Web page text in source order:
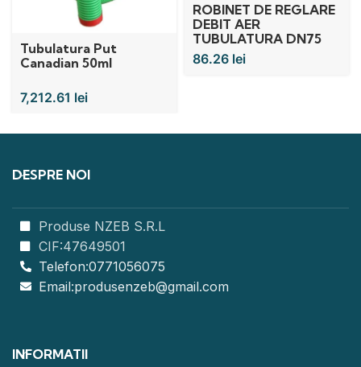
Tubulatura Put
Canadian 50ml
7,212.61 lei
ROBINET DE REGLARE
DEBIT AER
TUBULATURA DN75
mm
86.26 lei
DESPRE NOI
Produse NZEB S.R.L
CIF:47649501
Telefon:0771056075
Email:produsenzeb@gmail.com
INFORMATII